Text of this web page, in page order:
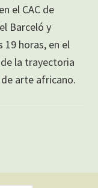
el CAC de
Barceló y
19 horas, en el
la trayectoria
arte africano.